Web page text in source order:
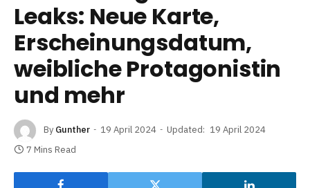
Leaks: Neue Karte,
Erscheinungsdatum,
weibliche Protagonistin
und mehr
By Gunther 19 April 2024 Updated: 19 April 2024
7 Mins Read